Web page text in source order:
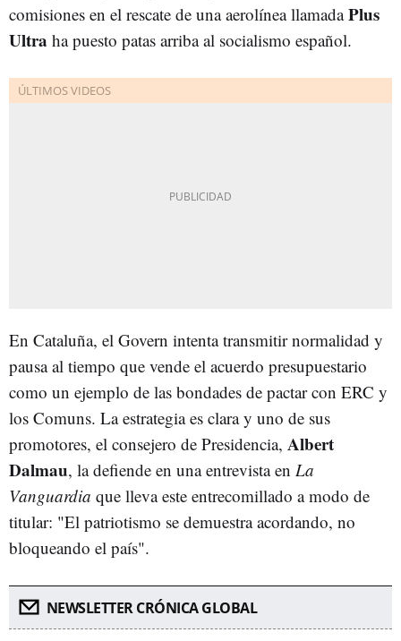
comisiones en el rescate de una aerolínea llamadaPlus
Ultra ha puesto patas arriba al socialismo español.
En Cataluña, el Govern intenta transmitir normalidad y
pausa al tiempo que vende el acuerdo presupuestario
como un ejemplo de las bondades de pactar con ERC y
los Comuns. La estrategia es clara y uno de sus
promotores, el consejero de Presidencia, Albert
Dalmau, la defiende en una entrevista en La
Vanguardia que lleva este entrecomillado a modo de
titular: "El patriotismo se demuestra acordando, no
bloqueando el país".
NEWSLETTER CRÓNICA GLOBAL